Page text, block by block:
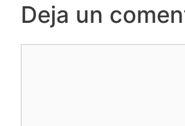
Deja un